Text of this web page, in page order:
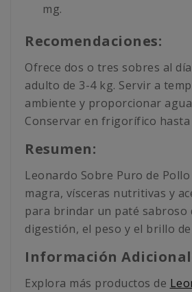
mg.
Recomendaciones:
Ofrece dos o tres sobres al
adulto de 3-4 kg. Servir a
ambiente y proporcionar
Conservar en frigorífico
Resumen:
Leonardo Sobre Puro de
magra, vísceras nutritivas y
para brindar un paté sabroso
digestión, el peso y el brillo
Información
Explora más productos de